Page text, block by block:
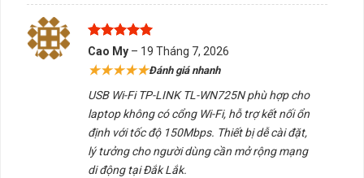
Được xếp
hạng5 5
sao
Cao My – 19 Tháng 7, 2026
★★★★★Đánh giá nhanh
USB Wi-Fi TP-LINK TL-WN725N phù hợp cho
laptop không có cổng Wi-Fi, hỗ trợ kết nối ổn
định với tốc độ 150Mbps. Thiết bị dễ cài đặt,
lý tưởng cho người dùng cần mở rộng mạng
di động tại Đắk Lắk.